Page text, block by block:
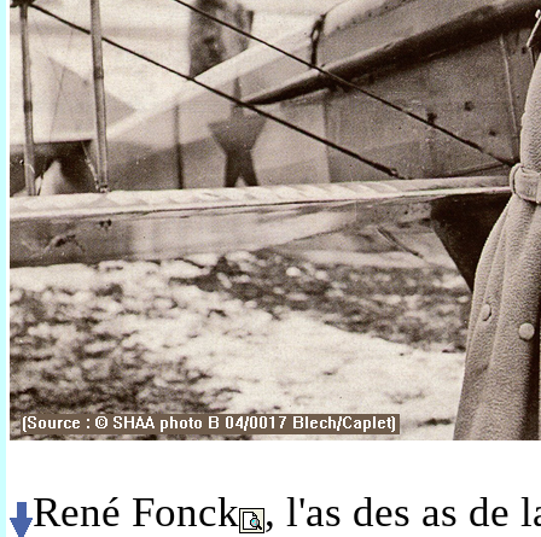
René Fonck , l'as des as de